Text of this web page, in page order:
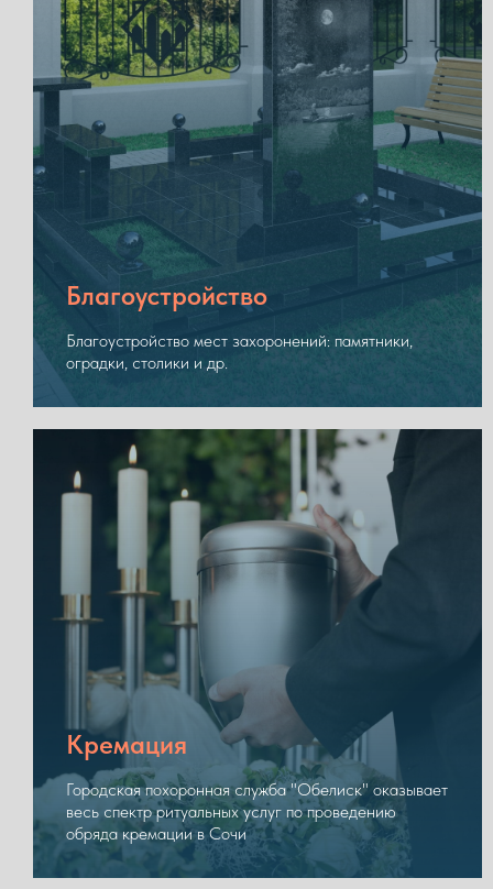
Благоустройство
Благоустройство мест захоронений: памятники,
оградки, столики и др.
Кремация
Городская похоронная служба "Обелиск" оказывает
весь спектр ритуальных услуг по проведению
обряда кремации в Сочи